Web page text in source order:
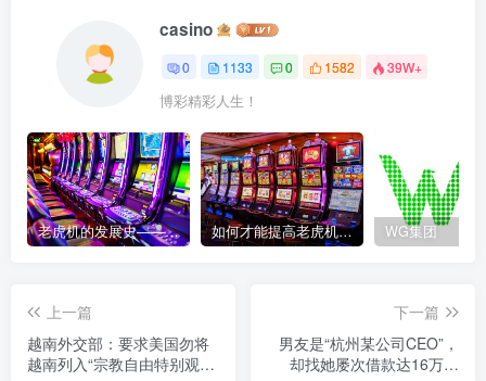
casino
0 1133 0 1582 39W+
博彩精彩人生！
老虎机的发展史——赌场中最受欢迎游戏的演变历程 如何才能提高老虎机获胜的几率？ WG集团
上一篇
越南外交部：要求美国勿将
越南列入“宗教自由特别观察
下一篇
男友是“杭州某公司CEO”，
却找她屡次借款达16万令